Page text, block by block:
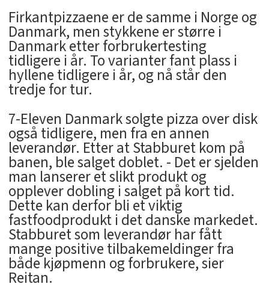
Firkantpizzaene er de samme i Norge og
Danmark, men stykkene er større i
Danmark etter forbrukertesting
tidligere i år. To varianter fant plass i
hyllene tidligere i år, og nå står den
tredje for tur.
7-Eleven Danmark solgte pizza over disk
også tidligere, men fra en annen
leverandør. Etter at Stabburet kom på
banen, ble salget doblet. - Det er sjelden
man lanserer et slikt produkt og
opplever dobling i salget på kort tid.
Dette kan derfor bli et viktig
fastfoodprodukt i det danske markedet.
Stabburet som leverandør har fått
mange positive tilbakemeldinger fra
både kjøpmenn og forbrukere, sier
Reitan.